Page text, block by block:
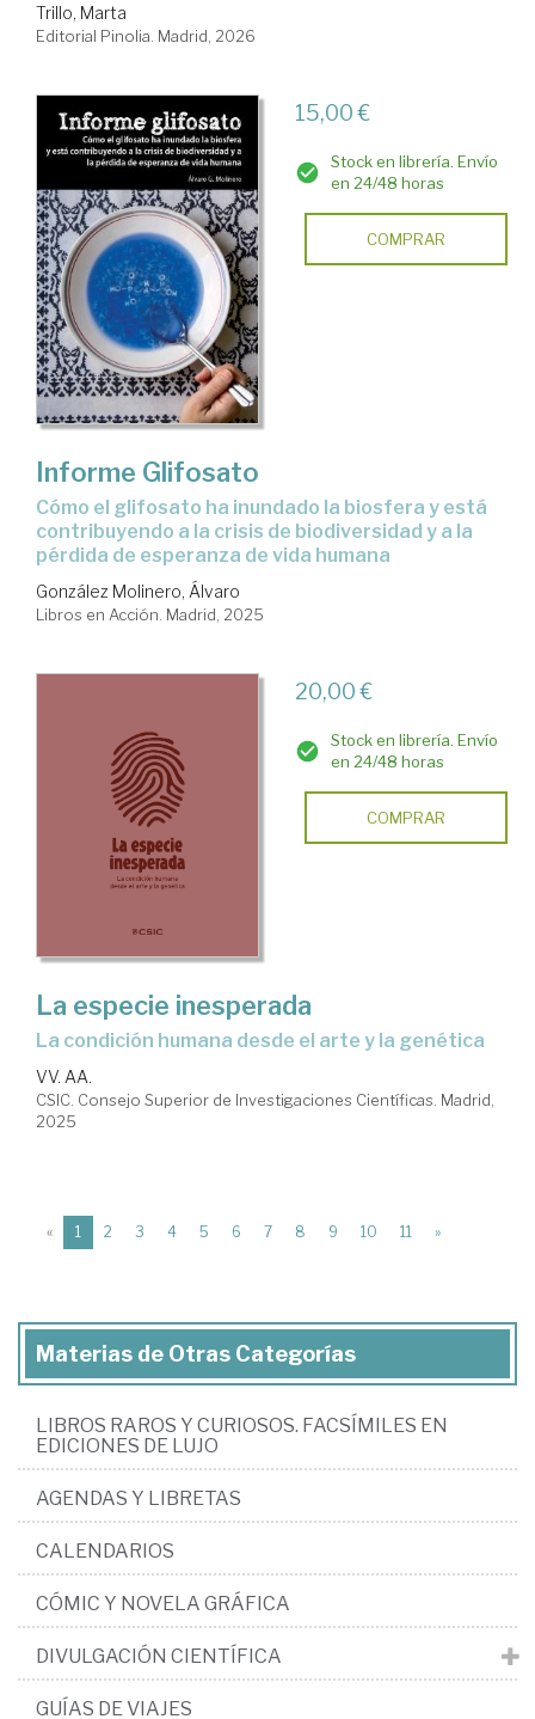
Trillo, Marta
Editorial Pinolia. Madrid, 2026
15,00 €
Stock en librería. Envío
en 24/48 horas
COMPRAR
Informe Glifosato
Cómo el glifosato ha inundado la biosfera y está
contribuyendo a la crisis de biodiversidad y a la
pérdida de esperanza de vida humana
González Molinero, Álvaro
Libros en Acción. Madrid, 2025
20,00 €
Stock en librería. Envío
en 24/48 horas
COMPRAR
La especie inesperada
La condición humana desde el arte y la genética
VV. AA.
CSIC. Consejo Superior de Investigaciones Científicas. Madrid,
2025
« 1 (current)
2 3 4 5 6 7 8 9 10 11 »
Materias de Otras Categorías
LIBROS RAROS Y CURIOSOS. FACSÍMILES EN
EDICIONES DE LUJO
AGENDAS Y LIBRETAS
CALENDARIOS
CÓMIC Y NOVELA GRÁFICA
DIVULGACIÓN CIENTÍFICA
GUÍAS DE VIAJES